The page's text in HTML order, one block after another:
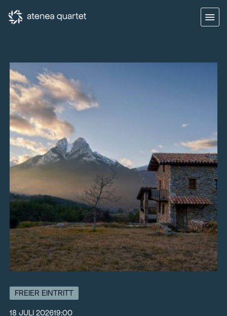
FREIER EINTRITT
18 JULI 202619:00